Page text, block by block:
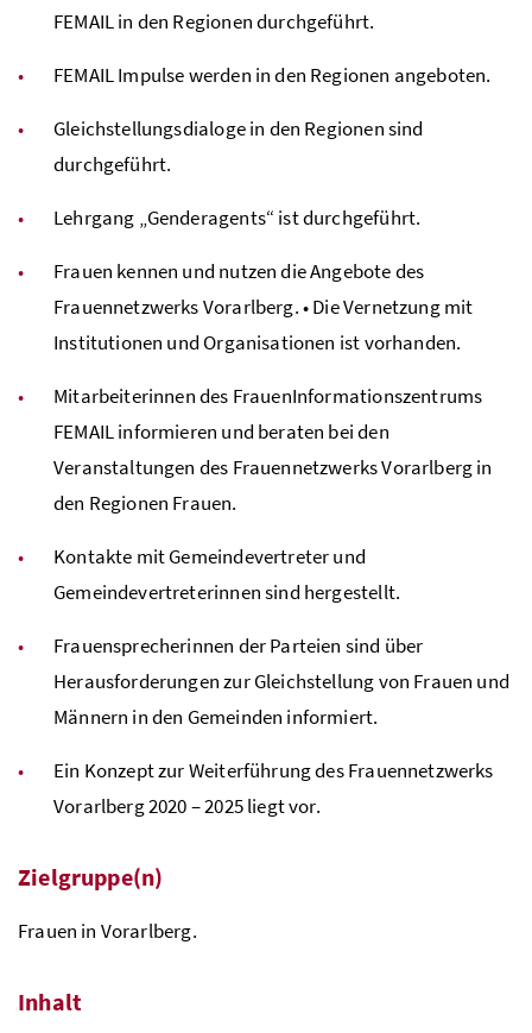
FEMAIL in den Regionen durchgeführt.
FEMAIL Impulse werden in den Regionen angeboten.
Gleichstellungsdialoge in den Regionen sind
durchgeführt.
Lehrgang „Genderagents“ ist durchgeführt.
Frauen kennen und nutzen die Angebote des
Frauennetzwerks Vorarlberg. • Die Vernetzung mit
Institutionen und Organisationen ist vorhanden.
Mitarbeiterinnen des FrauenInformationszentrums
FEMAIL informieren und beraten bei den
Veranstaltungen des Frauennetzwerks Vorarlberg in
den Regionen Frauen.
Kontakte mit Gemeindevertreter und
Gemeindevertreterinnen sind hergestellt.
Frauensprecherinnen der Parteien sind über
Herausforderungen zur Gleichstellung von Frauen und
Männern in den Gemeinden informiert.
Ein Konzept zur Weiterführung des Frauennetzwerks
Vorarlberg 2020 – 2025 liegt vor.
Zielgruppe(n)
Frauen in Vorarlberg.
Inhalt